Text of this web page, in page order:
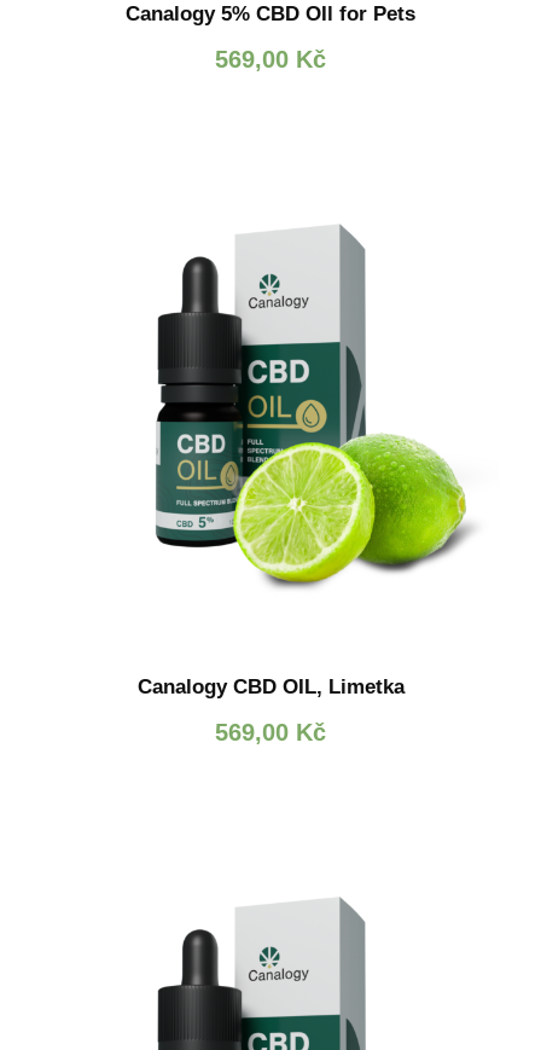
Canalogy 5% CBD OIl for Pets
569,00 Kč
Canalogy CBD OIL, Limetka
569,00 Kč